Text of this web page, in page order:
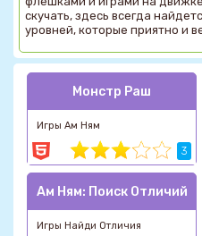
скучать, здесь всегда
уровней, которые приятно и
Монстр Раш
Игры Ам Ням
3
Ам Ням: Поиск Отличий
Игры Найди Отличия